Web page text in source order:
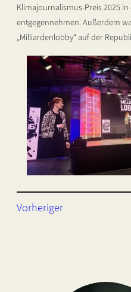
Klimajournalismus-Preis 2025
entgegennehmen. Außerdem
„Milliardenlobby“ auf der
Vorheriger